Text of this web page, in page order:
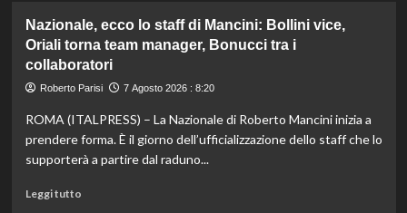
Taddeucci
bronzo
nella
knockout
Europei
di
fondo,
Nazionale, ecco lo staff di Mancini: Bollini vice,
Oriali torna team manager, Bonucci tra i
collaboratori
Roberto Parisi 7 Agosto 2026 : 8:20
ROMA (ITALPRESS) – La Nazionale di Roberto Mancini inizia a
prendere forma. È il giorno dell’ufficializzazione dello staff che lo
supporterà a partire dal raduno...
Leggi tuttoLeggi